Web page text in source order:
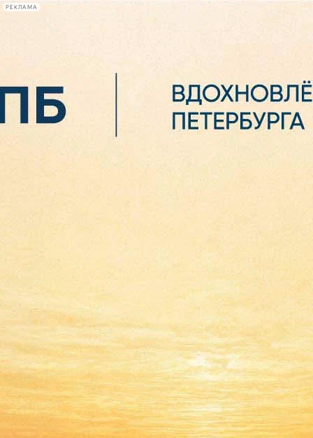
РЕКЛАМА
Сегодня:
2026.08.06
18:12